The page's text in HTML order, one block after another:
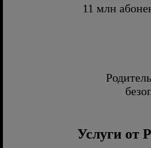
11 млн
Услуги от